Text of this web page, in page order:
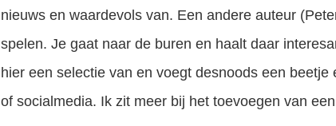
nieuws en waardevols van. Een andere auteur
spelen. Je gaat naar de buren en haalt daar
hier een selectie van en voegt desnoods een
of socialmedia. Ik zit meer bij het toevoegen van